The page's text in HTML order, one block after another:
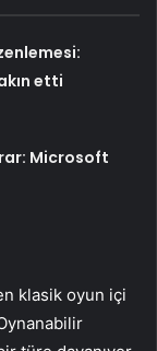
etti
Microsoft
klasik oyun içi